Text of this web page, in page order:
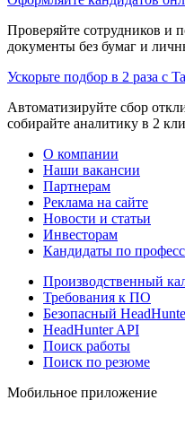
Проверяйте сотрудников и
документы без бумаг и
Ускорьте подбор в 2 раза с
Автоматизируйте сбор
собирайте аналитику в 2
О компании
Наши вакансии
Партнерам
Реклама на сайте
Новости и статьи
Инвесторам
Кандидаты по
Производственный
Требования к ПО
Безопасный
HeadHunter API
Поиск работы
Поиск по резюме
Мобильное приложение